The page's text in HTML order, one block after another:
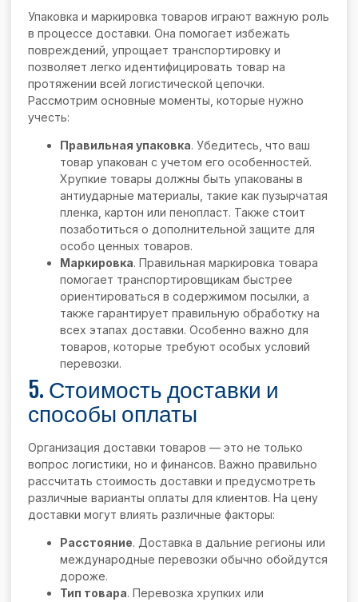
Упаковка и маркировка товаров играют важную роль
в процессе доставки. Она помогает избежать
повреждений, упрощает транспортировку и
позволяет легко идентифицировать товар на
протяжении всей логистической цепочки.
Рассмотрим основные моменты, которые нужно
учесть:
Правильная упаковка. Убедитесь, что ваш
товар упакован с учетом его особенностей.
Хрупкие товары должны быть упакованы в
антиударные материалы, такие как пузырчатая
пленка, картон или пенопласт. Также стоит
позаботиться о дополнительной защите для
особо ценных товаров.
Маркировка. Правильная маркировка товара
помогает транспортировщикам быстрее
ориентироваться в содержимом посылки, а
также гарантирует правильную обработку на
всех этапах доставки. Особенно важно для
товаров, которые требуют особых условий
перевозки.
5. Стоимость доставки и
способы оплаты
Организация доставки товаров — это не только
вопрос логистики, но и финансов. Важно правильно
рассчитать стоимость доставки и предусмотреть
различные варианты оплаты для клиентов. На цену
доставки могут влиять различные факторы:
Расстояние. Доставка в дальние регионы или
международные перевозки обычно обойдутся
дороже.
Тип товара. Перевозка хрупких или